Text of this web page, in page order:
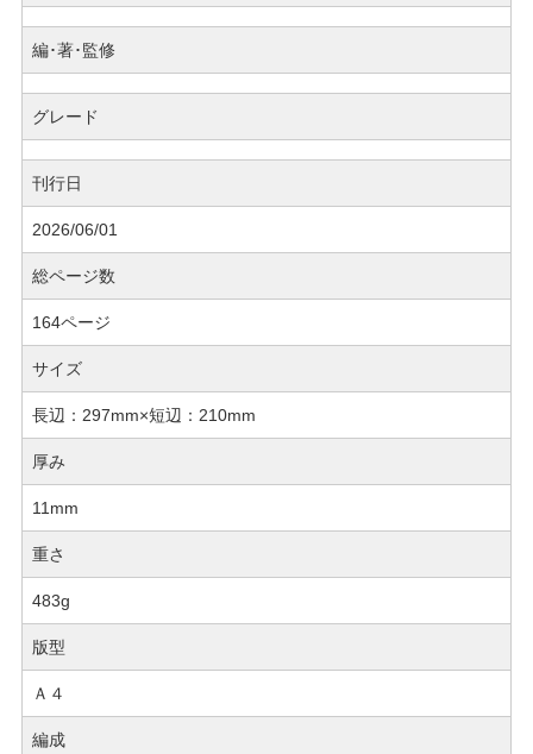
編･著･監修
グレード
刊行日
2026/06/01
総ページ数
164ページ
サイズ
長辺：297mm×短辺：210mm
厚み
11mm
重さ
483g
版型
Ａ４
編成